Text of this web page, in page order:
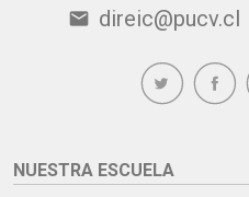
email direic@pucv.cl
NUESTRA ESCUELA